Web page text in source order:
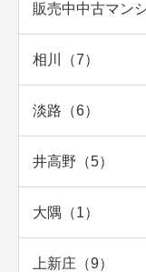
販売中中古マン
相川（7）
淡路（6）
井高野（5）
大隅（1）
上新庄（9）